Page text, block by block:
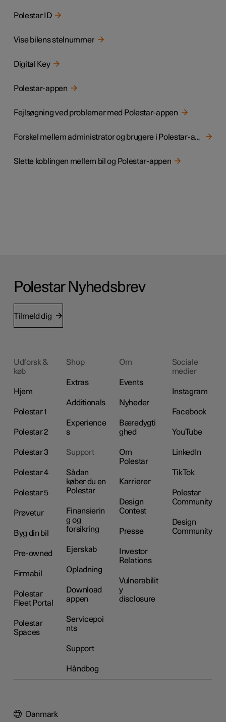
Polestar ID
Vise bilens stelnummer
Digital Key
Polestar-appen
Fejlsøgning ved problemer med Polestar-appen
Forskel mellem administrator og brugere i Polestar-appen
Slette koblingen mellem bil og Polestar-appen
Polestar Nyhedsbrev
Tilmeld dig
Udforsk &
køb
Hjem
Polestar 1
Polestar 2
Polestar 3
Polestar 4
Polestar 5
Prøvetur
Byg din bil
Pre-owned
Firmabil
Polestar
Fleet Portal
Polestar
Spaces
Shop
Extras
Additionals
Experience
s
Support
Sådan
køber du en
Polestar
Finansierin
g og
forsikring
Ejerskab
Opladning
Download
appen
Servicepoi
nts
Support
Håndbog
Om
Events
Nyheder
Bæredygti
ghed
Om
Polestar
Karrierer
Design
Contest
Presse
Investor
Relations
Vulnerabilit
y
disclosure
Sociale
medier
Instagram
Facebook
YouTube
LinkedIn
TikTok
Polestar
Community
Design
Community
Danmark